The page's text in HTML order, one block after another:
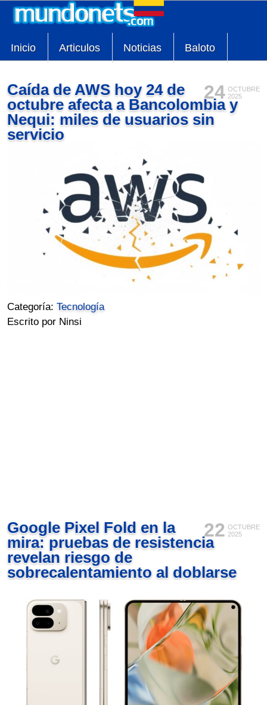
Inicio Articulos Noticias Baloto
24 OCTUBRE
2025
Caída de AWS hoy 24 de
octubre afecta a Bancolombia y
Nequi: miles de usuarios sin
servicio
Categoría:Tecnología
Escrito por Ninsi
22 OCTUBRE
2025
Google Pixel Fold en la
mira: pruebas de resistencia
revelan riesgo de
sobrecalentamiento al doblarse